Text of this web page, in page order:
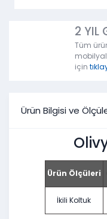
2 YIL
Tüm
için
Ürün Bilgisi ve
Ürün Ölçüleri
İkili Koltuk